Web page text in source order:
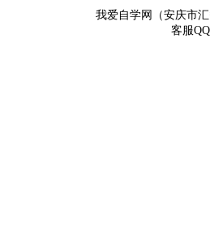
我爱自学网（安庆市
客服